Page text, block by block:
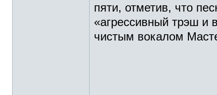
пяти, отметив, что
«агрессивный трэш и
чистым вокалом